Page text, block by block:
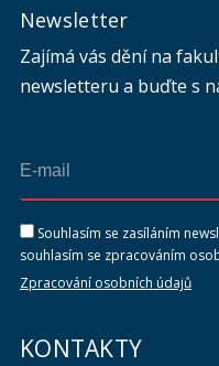
Newsletter
Zajímá vás dění na
newsletteru a buďte s
Souhlasím se zasíláním
souhlasím se zpracováním
Zpracování osobních údajů
KONTAKTY